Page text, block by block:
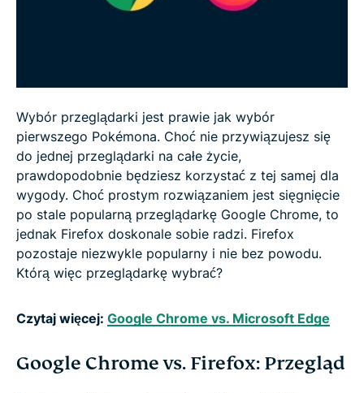
Google Chrome vs. Firefox: Werdykt
FAQ: Chrome vs. Firefox
Wybór przeglądarki jest prawie jak wybór
pierwszego Pokémona. Choć nie przywiązujesz się
do jednej przeglądarki na całe życie,
prawdopodobnie będziesz korzystać z tej samej dla
wygody. Choć prostym rozwiązaniem jest sięgnięcie
po stale popularną przeglądarkę Google Chrome, to
jednak Firefox doskonale sobie radzi. Firefox
pozostaje niezwykle popularny i nie bez powodu.
Którą więc przeglądarkę wybrać?
Czytaj więcej: Google Chrome vs. Microsoft Edge
Google Chrome vs. Firefox: Przegląd